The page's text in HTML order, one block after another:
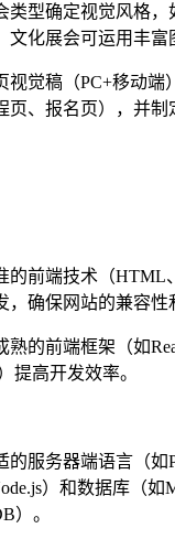
类型确定视觉风格，
文化展会可运用丰富
视觉稿（PC+移动端
页、报名页），并
的前端技术（HTML、
，确保网站的兼容性
熟的前端框架（如
提高开发效率。
的服务器端语言（如
）和数据库（如
）。